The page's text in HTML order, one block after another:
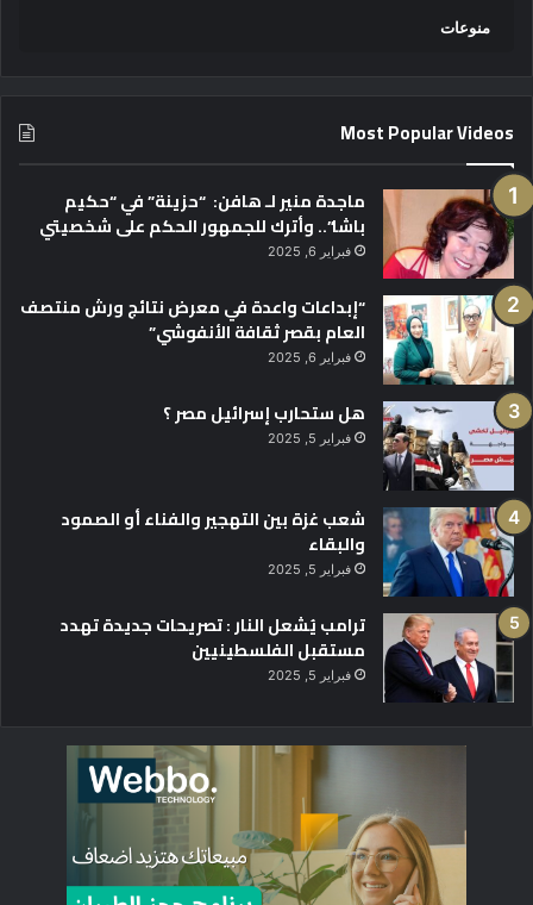
منوعات
Most Popular Videos
ماجدة منير لـ هافن: “حزينة” في “حكيم
باشا”.. وأترك للجمهور الحكم على شخصيتي
فبراير 6, 2025
“إبداعات واعدة في معرض نتائج ورش منتصف
العام بقصر ثقافة الأنفوشي”
فبراير 6, 2025
هل ستحارب إسرائيل مصر ؟
فبراير 5, 2025
شعب غزة بين التهجير والفناء أو الصمود
والبقاء
فبراير 5, 2025
ترامب يُشعل النار : تصريحات جديدة تهدد
مستقبل الفلسطينيين
فبراير 5, 2025